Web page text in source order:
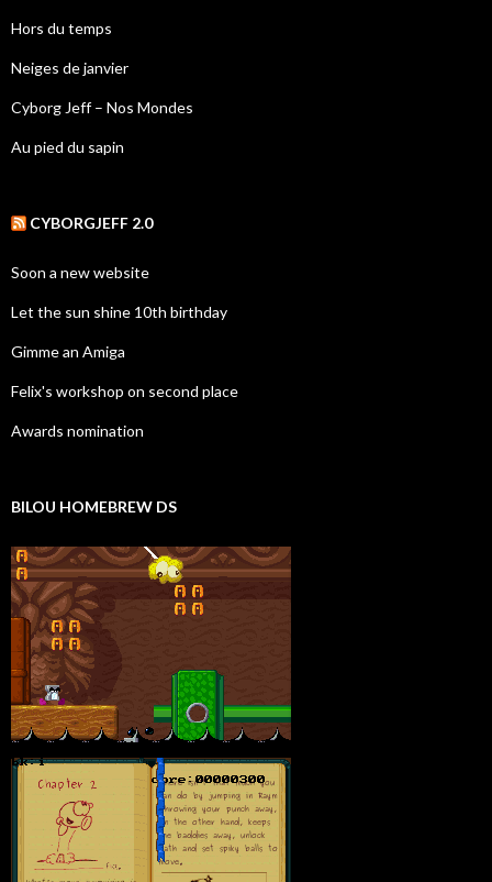
Hors du temps
Neiges de janvier
Cyborg Jeff – Nos Mondes
Au pied du sapin
CYBORGJEFF 2.0
Soon a new website
Let the sun shine 10th birthday
Gimme an Amiga
Felix's workshop on second place
Awards nomination
BILOU HOMEBREW DS